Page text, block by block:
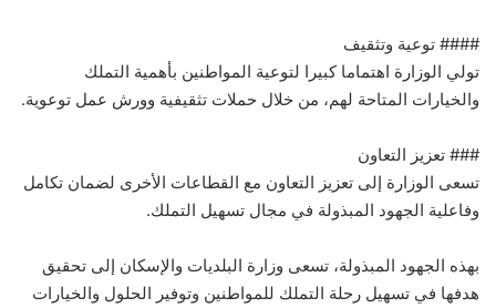
#### توعية وتثقيف
تولي الوزارة اهتماما كبيرا لتوعية المواطنين بأهمية التملك
والخيارات المتاحة لهم، من خلال حملات تثقيفية وورش عمل توعوية.
### تعزيز التعاون
تسعى الوزارة إلى تعزيز التعاون مع القطاعات الأخرى لضمان تكامل
وفاعلية الجهود المبذولة في مجال تسهيل التملك.
بهذه الجهود المبذولة، تسعى وزارة البلديات والإسكان إلى تحقيق
هدفها في تسهيل رحلة التملك للمواطنين وتوفير الحلول والخيارات